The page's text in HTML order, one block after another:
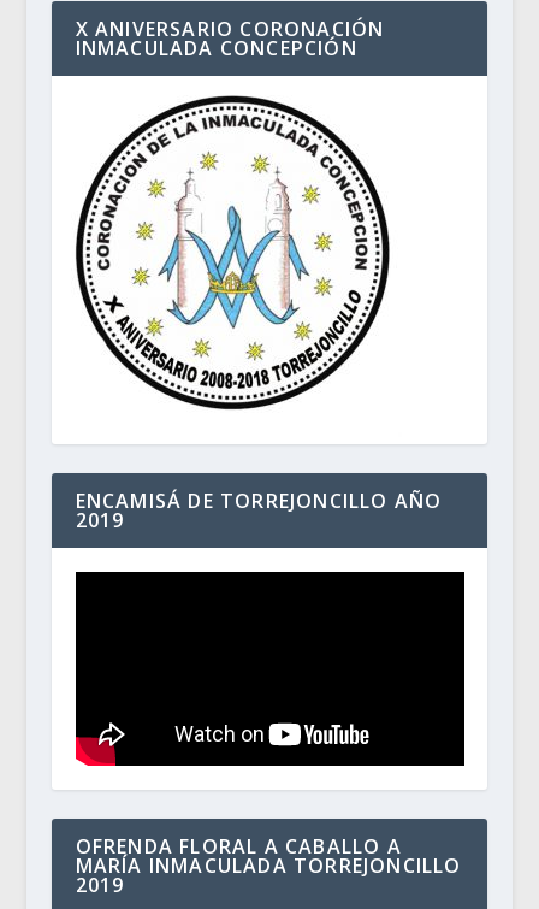
X ANIVERSARIO CORONACIÓN
INMACULADA CONCEPCIÓN
ENCAMISÁ DE TORREJONCILLO AÑO
2019
OFRENDA FLORAL A CABALLO A
MARÍA INMACULADA TORREJONCILLO
2019